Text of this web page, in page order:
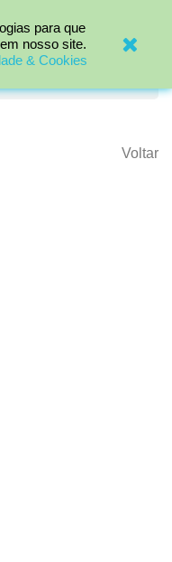
Voltar
para que
nosso site.
& Cookies